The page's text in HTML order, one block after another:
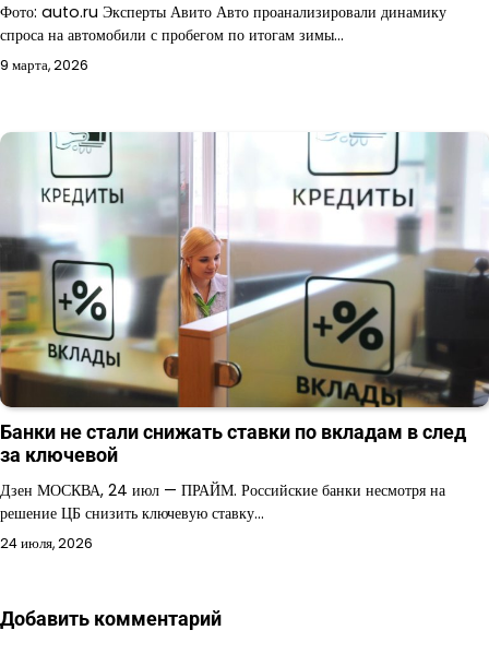
Фото: auto.ru Эксперты Авито Авто проанализировали динамику
спроса на автомобили с пробегом по итогам зимы…
9 марта, 2026
Банки не стали снижать ставки по вкладам в след
за ключевой
Дзен МОСКВА, 24 июл — ПРАЙМ. Российские банки несмотря на
решение ЦБ снизить ключевую ставку…
24 июля, 2026
Добавить комментарий